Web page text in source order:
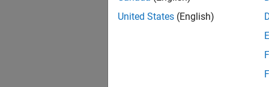
United States (English)